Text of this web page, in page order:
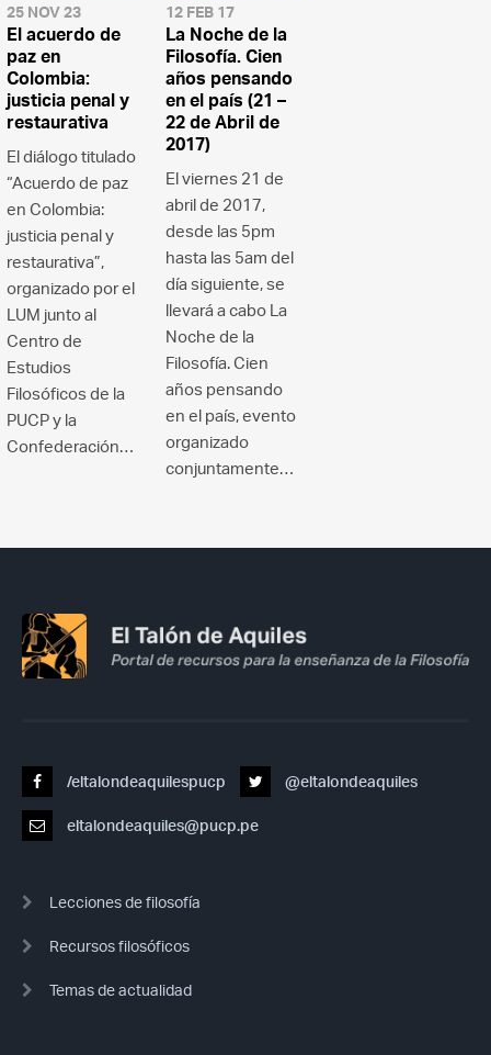
25 NOV 23
El acuerdo de
paz en
Colombia:
justicia penal y
restaurativa
El diálogo titulado
“Acuerdo de paz
en Colombia:
justicia penal y
restaurativa”,
organizado por el
LUM junto al
Centro de
Estudios
Filosóficos de la
PUCP y la
Confederación…
12 FEB 17
La Noche de la
Filosofía. Cien
años pensando
en el país (21 –
22 de Abril de
2017)
El viernes 21 de
abril de 2017,
desde las 5pm
hasta las 5am del
día siguiente, se
llevará a cabo La
Noche de la
Filosofía. Cien
años pensando
en el país, evento
organizado
conjuntamente…
/eltalondeaquilespucp @eltalondeaquiles
eltalondeaquiles@pucp.pe
Lecciones de filosofía
Recursos filosóficos
Temas de actualidad